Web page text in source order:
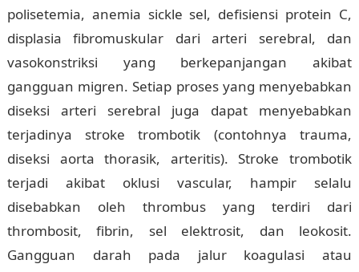
polisetemia, anemia sickle sel, defisiensi protein C,
displasia fibromuskular dari arteri serebral, dan
vasokonstriksi yang berkepanjangan akibat
gangguan migren. Setiap proses yang menyebabkan
diseksi arteri serebral juga dapat menyebabkan
terjadinya stroke trombotik (contohnya trauma,
diseksi aorta thorasik, arteritis). Stroke trombotik
terjadi akibat oklusi vascular, hampir selalu
disebabkan oleh thrombus yang terdiri dari
thrombosit, fibrin, sel elektrosit, dan leokosit.
Gangguan darah pada jalur koagulasi atau